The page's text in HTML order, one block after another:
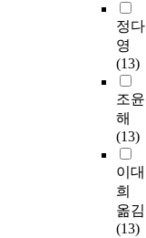
정다
영
(13)
조윤
해
(13)
이대
희
옮김
(13)